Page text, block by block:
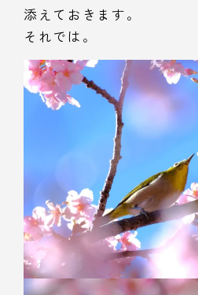
添えておきます。
それでは。